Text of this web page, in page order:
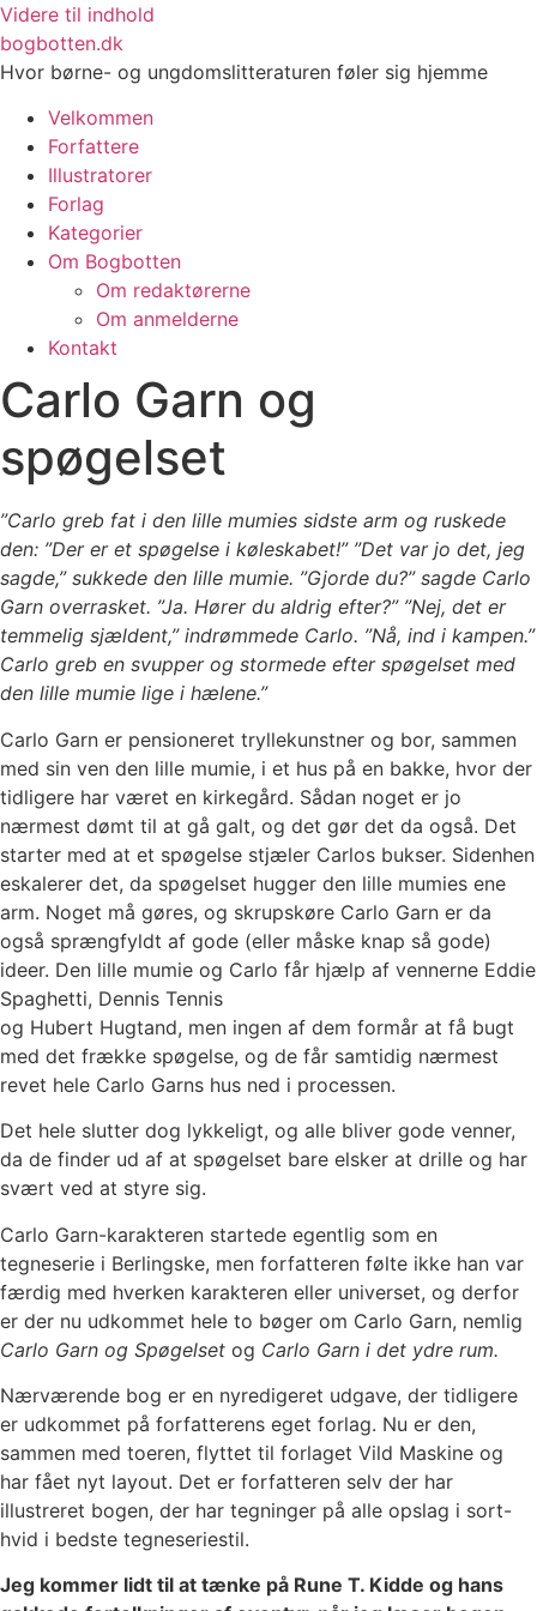
Videre til indhold
bogbotten.dk
Hvor børne- og ungdomslitteraturen føler sig hjemme
Velkommen
Forfattere
Illustratorer
Forlag
Kategorier
Om Bogbotten
Om redaktørerne
Om anmelderne
Kontakt
Carlo Garn og
spøgelset
”Carlo greb fat i den lille mumies sidste arm og ruskede
den: ”Der er et spøgelse i køleskabet!” ”Det var jo det, jeg
sagde,” sukkede den lille mumie. ”Gjorde du?” sagde Carlo
Garn overrasket. ”Ja. Hører du aldrig efter?” ”Nej, det er
temmelig sjældent,” indrømmede Carlo. ”Nå, ind i kampen.”
Carlo greb en svupper og stormede efter spøgelset med
den lille mumie lige i hælene.”
Carlo Garn er pensioneret tryllekunstner og bor, sammen
med sin ven den lille mumie, i et hus på en bakke, hvor der
tidligere har været en kirkegård. Sådan noget er jo
nærmest dømt til at gå galt, og det gør det da også. Det
starter med at et spøgelse stjæler Carlos bukser. Sidenhen
eskalerer det, da spøgelset hugger den lille mumies ene
arm. Noget må gøres, og skrupskøre Carlo Garn er da
også sprængfyldt af gode (eller måske knap så gode)
ideer. Den lille mumie og Carlo får hjælp af vennerne Eddie
Spaghetti, Dennis Tennis
og Hubert Hugtand, men ingen af dem formår at få bugt
med det frække spøgelse, og de får samtidig nærmest
revet hele Carlo Garns hus ned i processen.
Det hele slutter dog lykkeligt, og alle bliver gode venner,
da de finder ud af at spøgelset bare elsker at drille og har
svært ved at styre sig.
Carlo Garn-karakteren startede egentlig som en
tegneserie i Berlingske, men forfatteren følte ikke han var
færdig med hverken karakteren eller universet, og derfor
er der nu udkommet hele to bøger om Carlo Garn, nemlig
Carlo Garn og Spøgelset og Carlo Garn i det ydre rum.
Nærværende bog er en nyredigeret udgave, der tidligere
er udkommet på forfatterens eget forlag. Nu er den,
sammen med toeren, flyttet til forlaget Vild Maskine og
har fået nyt layout. Det er forfatteren selv der har
illustreret bogen, der har tegninger på alle opslag i sort-
hvid i bedste tegneseriestil.
Jeg kommer lidt til at tænke på Rune T. Kidde og hans